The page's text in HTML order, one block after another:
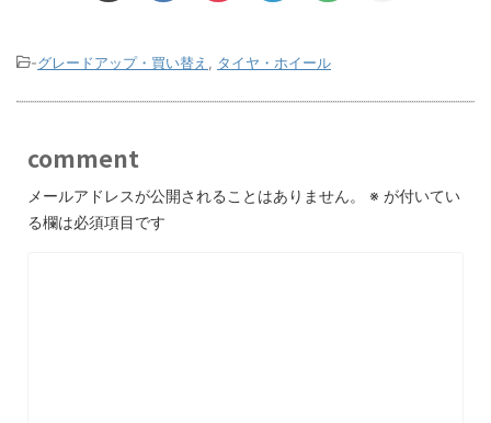
-グレードアップ・買い替え タイヤ・ホイール
comment
メールアドレスが公開されることはありません。 ※ が付いてい
る欄は必須項目です